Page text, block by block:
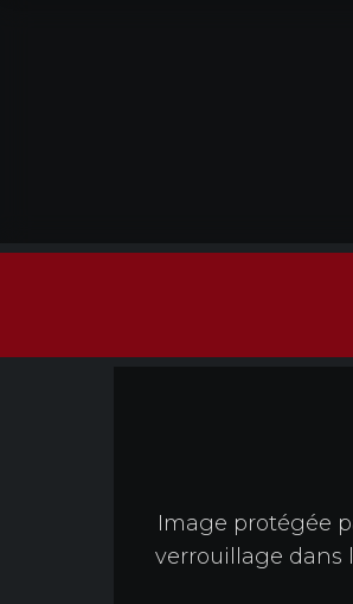
Image protégée
verrouillage dans